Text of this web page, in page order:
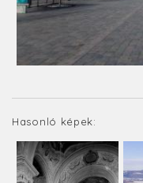
Hasonló képek: